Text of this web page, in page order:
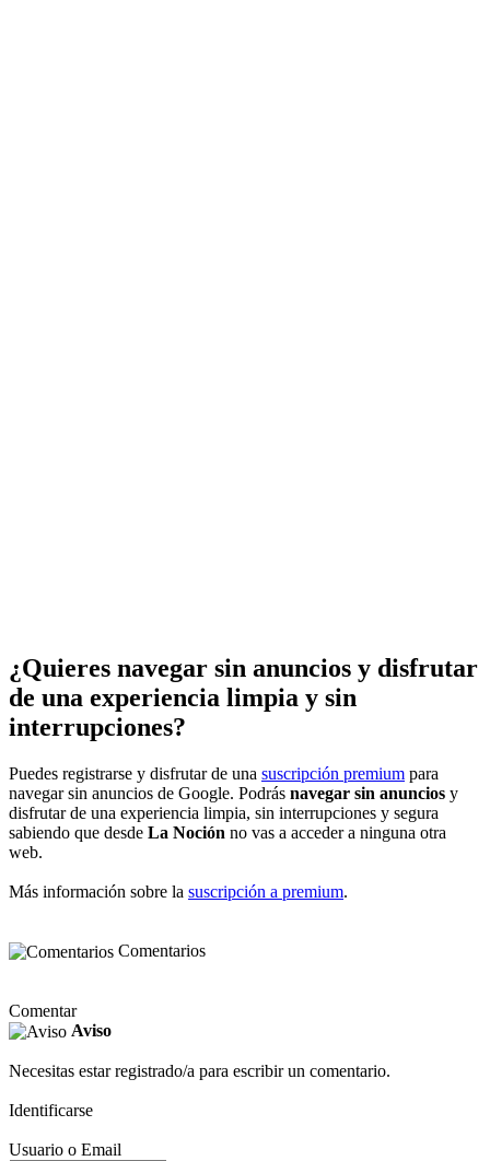
¿Quieres navegar sin anuncios y disfrutar
de una experiencia limpia y sin
interrupciones?
Puedes registrarse y disfrutar de una suscripción premium para
navegar sin anuncios de Google. Podrás navegar sin anuncios y
disfrutar de una experiencia limpia, sin interrupciones y segura
sabiendo que desde La Noción no vas a acceder a ninguna otra
web.
Más información sobre la suscripción a premium.
Comentarios
Comentar
Aviso
Necesitas estar registrado/a para escribir un comentario.
Identificarse
Usuario o Email